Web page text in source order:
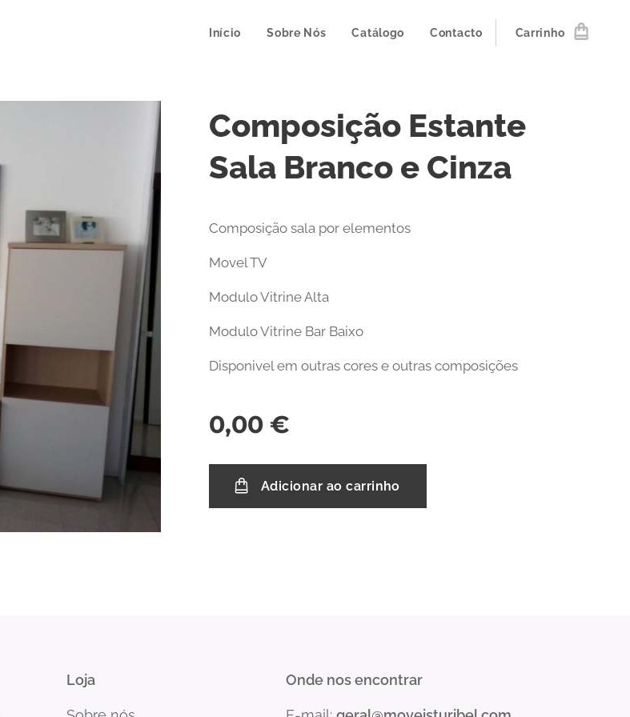
Início Sobre Nós Catálogo Contacto Carrinho
Composição Estante
Sala Branco e Cinza
Composição sala por elementos
Movel TV
Modulo Vitrine Alta
Modulo Vitrine Bar Baixo
Disponivel em outras cores e outras composições
0,00 €
Adicionar ao carrinho
Loja Onde nos encontrar